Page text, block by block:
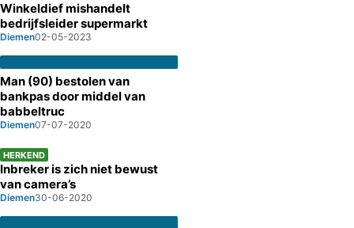
Winkeldief mishandelt
bedrijfsleider supermarkt
Diemen02-05-2023
Man (90) bestolen van
bankpas door middel van
babbeltruc
Diemen07-07-2020
HERKEND
Inbreker is zich niet bewust
van camera’s
Diemen30-06-2020